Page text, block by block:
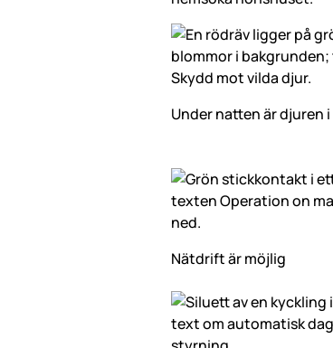
Under natten är djuren
Nätdrift är möjlig